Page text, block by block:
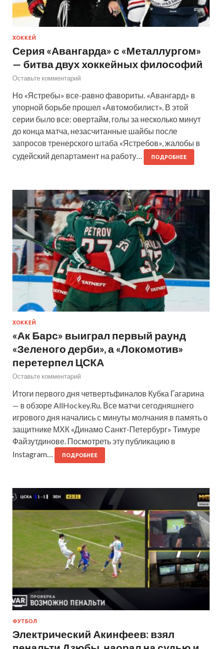
ХОККЕЙ
Серия «Авангарда» с «Металлургом»
— битва двух хоккейных философий
Оставьте комментарий
Но «Ястребы» все-равно фавориты. «Авангард» в
упорной борьбе прошел «Автомобилист». В этой
серии было все: овертайм, голы за несколько минут
до конца матча, незасчитанные шайбы после
запросов тренерского штаба «Ястребов», жалобы в
судейский департамент на работу…
ПОДРОБНЕЕ
ХОККЕЙ
«Ак Барс» выиграл первый раунд
«Зеленого дерби», а «Локомотив»
перетерпел ЦСКА
Оставьте комментарий
Итоги первого дня четвертьфиналов Кубка Гагарина
— в обзоре AllHockey.Ru. Все матчи сегодняшнего
игрового дня начались с минуты молчания в память о
защитнике МХК «Динамо Санкт-Петербург» Тимуре
Файзутдинове. Посмотреть эту публикацию в
Instagram…
ПОДРОБНЕЕ
ФУТБОЛ
Электрический Акинфеев: взял